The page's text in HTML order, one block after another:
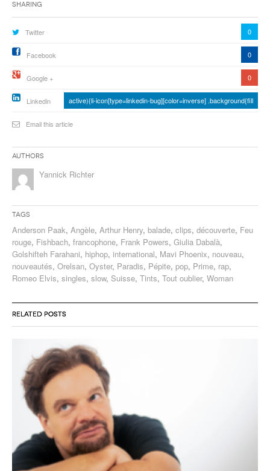
Sharing
Twitter 0
Facebook 0
Google + 0
Linkedin active){li-icon[type=linkedin-bug][color=inverse] .background{fill
Email this article
Authors
Yannick Richter
Tags
Anderson Paak, Angèle, Arthur Henry, balade, clips, découverte, Feu
rouge, Fishbach, francophone, Frank Powers, Giulia Dabalà,
Golshifteh Farahani, hiphop, international, Mavi Phoenix, nouveau,
nouveautés, Orelsan, Oyster, Paradis, Pépite, pop, Prime, rap,
Romeo Elvis, singles, slow, Suisse, Tints, Tout oublier, Woman
RELATED POSTS